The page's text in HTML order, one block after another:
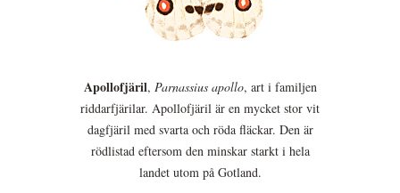
Apollofjäril, Parnassius apollo, art i familjen
riddarfjärilar. Apollofjäril är en mycket stor vit
dagfjäril med svarta och röda fläckar. Den är
rödlistad eftersom den minskar starkt i hela
landet utom på Gotland.